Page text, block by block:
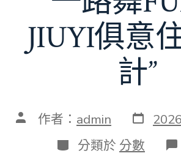
JIUYI俱意
計”
文 作者： admin 發
表
日
期
分
類
分類於 分數